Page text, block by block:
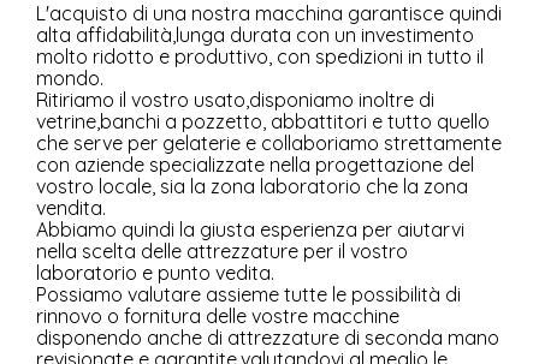
L'acquisto di una nostra macchina garantisce quindi
alta affidabilità,lunga durata con un investimento
molto ridotto e produttivo, con spedizioni in tutto il
mondo.
Ritiriamo il vostro usato,disponiamo inoltre di
vetrine,banchi a pozzetto, abbattitori e tutto quello
che serve per gelaterie e collaboriamo strettamente
con aziende specializzate nella progettazione del
vostro locale, sia la zona laboratorio che la zona
vendita.
Abbiamo quindi la giusta esperienza per aiutarvi
nella scelta delle attrezzature per il vostro
laboratorio e punto vedita.
Possiamo valutare assieme tutte le possibilità di
rinnovo o fornitura delle vostre macchine
disponendo anche di attrezzature di seconda mano
revisionate e garantite,valutandovi al meglio le